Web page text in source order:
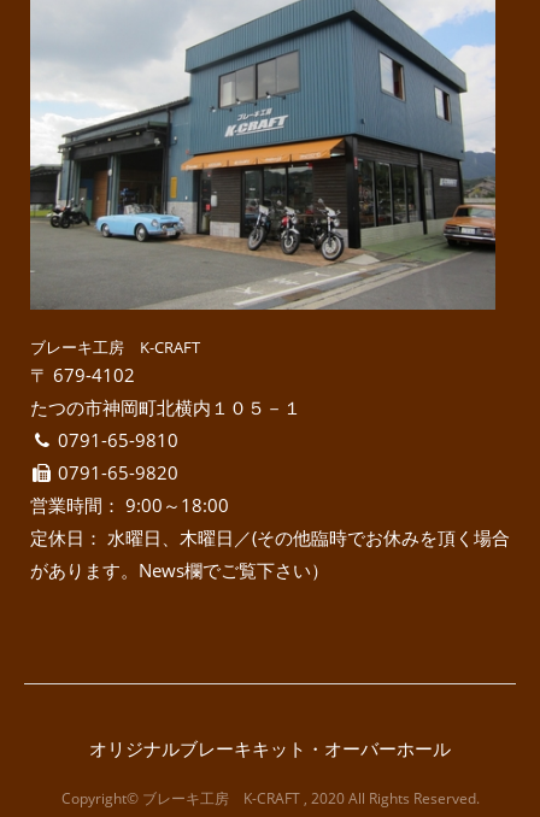
ブレーキ工房 K-CRAFT
〒 679-4102
たつの市神岡町北横内１０５－１
0791-65-9810
0791-65-9820
営業時間： 9:00～18:00
定休日： 水曜日、木曜日／(その他臨時でお休みを頂く場合
があります。News欄でご覧下さい）
オリジナルブレーキキット・オーバーホール
Copyright© ブレーキ工房 K-CRAFT , 2020 All Rights Reserved.